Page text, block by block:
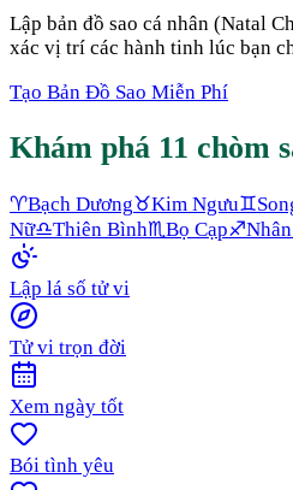
Lập bản đồ sao cá nhân (Natal
xác vị trí các hành tinh lúc bạn
Tạo Bản Đồ Sao Miễn Phí
Khám phá 11 chòm
♈Bạch Dương♉Kim Ngưu♊
Nữ♎Thiên Bình♏Bọ Cạp♐
Lập lá số tử vi
Tử vi trọn đời
Xem ngày tốt
Bói tình yêu